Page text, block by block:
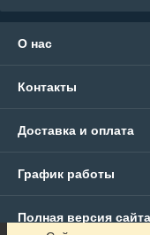
О нас
Контакты
Доставка и оплата
График работы
Полная версия сайта